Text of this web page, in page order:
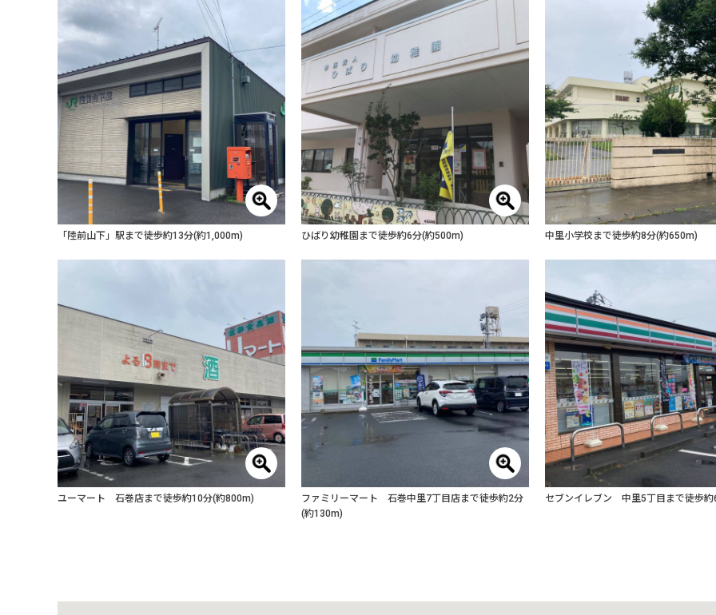
「陸前山下」駅まで徒歩約13分(約1,000m) ひばり幼稚園まで徒歩約6分(約500m) 中里小学校まで徒歩約8分(約650m)
ユーマート 石巻店まで徒歩約10分(約800m)
ファミリーマート 石巻中里7丁目店まで徒歩約2分
(約130m)
セブンイレブン 中里5丁目まで徒歩